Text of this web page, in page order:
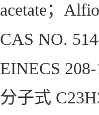
acetate；
CAS NO.
EINECS
分子式